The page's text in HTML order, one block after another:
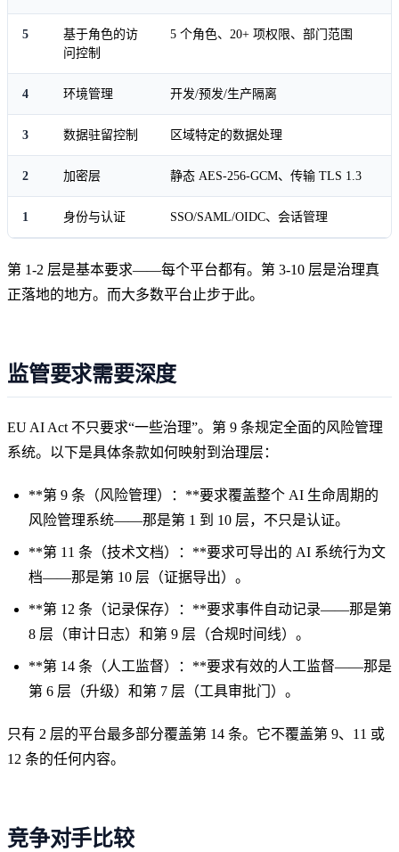
5
基于角色的访
问控制
5 个角色、20+ 项权限、部门范围
4 环境管理 开发/预发/生产隔离
3 数据驻留控制 区域特定的数据处理
2 加密层 静态 AES-256-GCM、传输 TLS 1.3
1 身份与认证 SSO/SAML/OIDC、会话管理
第 1-2 层是基本要求——每个平台都有。第 3-10 层是治理真
正落地的地方。而大多数平台止步于此。
监管要求需要深度
EU AI Act 不只要求“一些治理”。第 9 条规定全面的风险管理
系统。以下是具体条款如何映射到治理层：
**第 9 条（风险管理）：**要求覆盖整个 AI 生命周期的
风险管理系统——那是第 1 到 10 层，不只是认证。
**第 11 条（技术文档）：**要求可导出的 AI 系统行为文
档——那是第 10 层（证据导出）。
**第 12 条（记录保存）：**要求事件自动记录——那是第
8 层（审计日志）和第 9 层（合规时间线）。
**第 14 条（人工监督）：**要求有效的人工监督——那是
第 6 层（升级）和第 7 层（工具审批门）。
只有 2 层的平台最多部分覆盖第 14 条。它不覆盖第 9、11 或
12 条的任何内容。
竞争对手比较